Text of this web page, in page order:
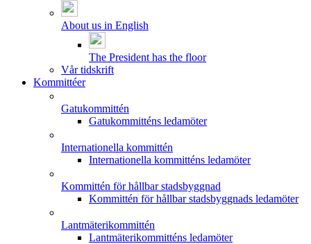
About us in English
The President has the floor
Vår tidskrift
Kommittéer
Gatukommittén
Gatukommitténs ledamöter
Internationella kommittén
Internationella kommitténs ledamöter
Kommittén för hållbar stadsbyggnad
Kommittén för hållbar stadsbyggnads ledamöter
Lantmäterikommittén
Lantmäterikommitténs ledamöter